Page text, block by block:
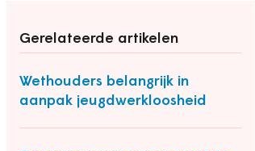
Gerelateerde artikelen
Wethouders belangrijk in
aanpak jeugdwerkloosheid